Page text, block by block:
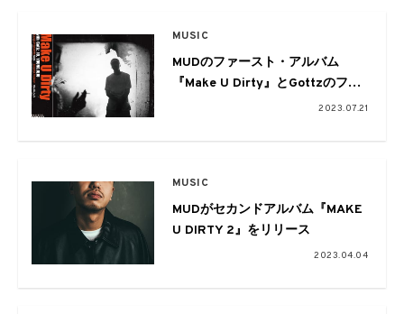
MUSIC
MUDのファースト・アルバム
『Make U Dirty』とGottzのファ
2023.07.21
MUSIC
MUDがセカンドアルバム『MAKE
U DIRTY 2』をリリース
2023.04.04